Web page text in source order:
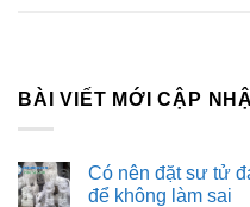
BÀI VIẾT MỚI CẬP
Có nên đặt sư tử
để không làm sai